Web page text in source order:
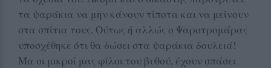
τα ψαράκια να μην κάνουν τίποτα και να μείνουν
στα σπίτια τους. Ούτως ή αλλώς ο Ψαροτρομάρας
υποσχέθηκε ότι θα δώσει στα ψαράκια δουλειά!
Μα οι μικροί μας φίλοι του βυθού, έχουν σπάσει